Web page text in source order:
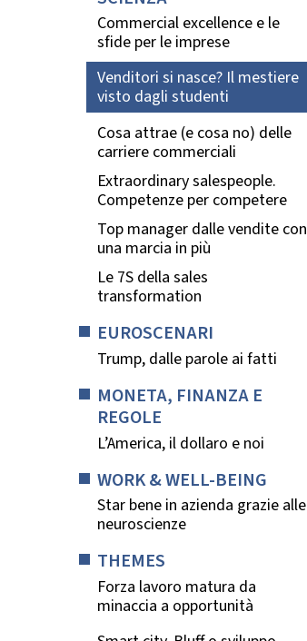
Commercial excellence e le
sfide per le imprese
Venditori si nasce? Il mestiere
visto dagli studenti
Cosa attrae (e cosa no) delle
carriere commerciali
Extraordinary salespeople.
Competenze per competere
Top manager dalle vendite con
una marcia in più
Le 7S della sales
transformation
EUROSCENARI
Trump, dalle parole ai fatti
MONETA, FINANZA E
REGOLE
L’America, il dollaro e noi
WORK & WELL-BEING
Star bene in azienda grazie alle
neuroscienze
THEMES
Forza lavoro matura da
minaccia a opportunità